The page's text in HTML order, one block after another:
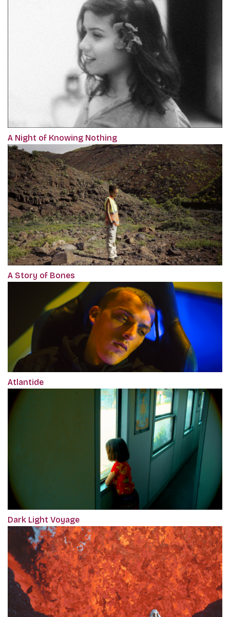
A Night of Knowing Nothing
A Story of Bones
Atlantide
Dark Light Voyage